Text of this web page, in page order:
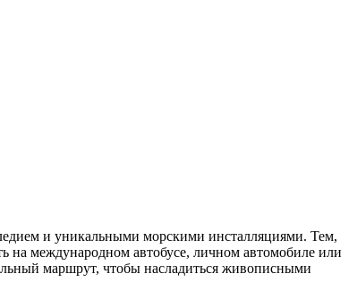
и уникальными морскими инсталляциями. Тем,
на международном автобусе, личном автомобиле или
маршрут, чтобы насладиться живописными